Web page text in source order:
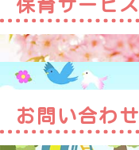
保育サービス
お問い合わせ